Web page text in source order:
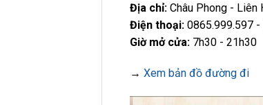
Địa chỉ: Châu Phong - Liên
Điện thoại: 0865.999.597
Giờ mở cửa: 7h30 - 21h30
→ Xem bản đồ đường đi